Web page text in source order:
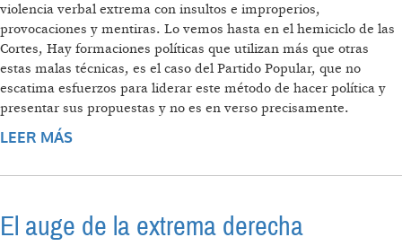
violencia verbal extrema con insultos e improperios,
provocaciones y mentiras. Lo vemos hasta en el hemiciclo de las
Cortes, Hay formaciones políticas que utilizan más que otras
estas malas técnicas, es el caso del Partido Popular, que no
escatima esfuerzos para liderar este método de hacer política y
presentar sus propuestas y no es en verso precisamente.
LEER MÁS
El auge de la extrema derecha